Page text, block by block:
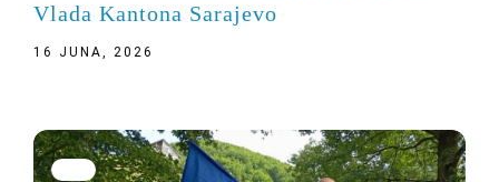
Vlada Kantona Sarajevo
16 JUNA, 2026